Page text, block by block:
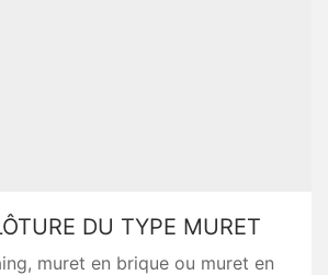
DU TYPE MURET
muret en brique ou muret en